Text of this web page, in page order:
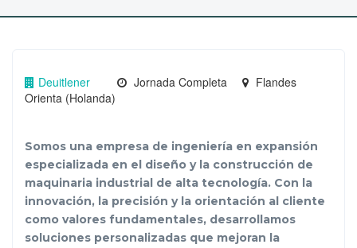
Deuitlener Jornada Completa
Flandes
Orienta (Holanda)
Somos una empresa de ingeniería en expansión
especializada en el diseño y la construcción de
maquinaria industrial de alta tecnología. Con la
innovación, la precisión y la orientación al cliente
como valores fundamentales, desarrollamos
soluciones personalizadas que mejoran la